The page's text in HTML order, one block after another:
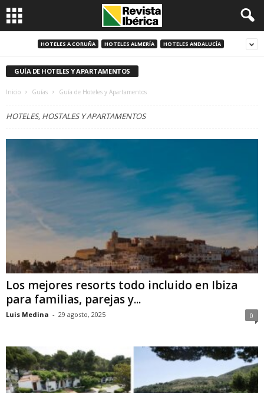
HOTELES A CORUÑA HOTELES ALMERÍA HOTELES ANDALUCÍA
GUÍA DE HOTELES Y APARTAMENTOS
Inicio Guías Guía de Hoteles y Apartamentos
HOTELES, HOSTALES Y APARTAMENTOS
Los mejores resorts todo incluido en Ibiza
para familias, parejas y...
Luis Medina - 29 agosto, 2025 0